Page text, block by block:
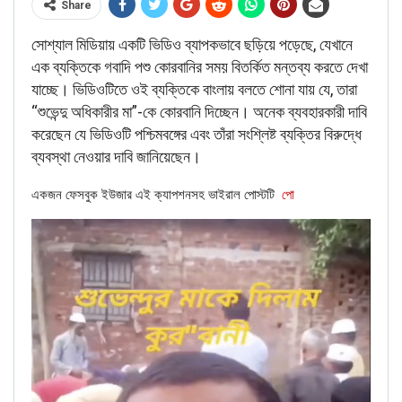
RELATED POSTS
BANGLA
Verified: শুভেন্দু অধিকারীকে নিয়ে ব্যঙ্গাত্মক ভিডিওটি পশ্চিমবঙ্গ নয়, বরং
বাংলাদেশের।
Jun 22, 2026
CORONAVIRUS FACT CHECK
of COVID-19 Vaccines? Here’s The Truth
ENGLISH
Fact Check: Old Pictures Of Indian Flag Being
Disrespected Falsely Linked To Ongoing Farmers’
Protest;…
Dec 16, 2020
Share
সোশ্যাল মিডিয়ায় একটি ভিডিও ব্যাপকভাবে ছড়িয়ে পড়েছে, যেখানে
এক ব্যক্তিকে গবাদি পশু কোরবানির সময় বিতর্কিত মন্তব্য করতে দেখা
যাচ্ছে। ভিডিওটিতে ওই ব্যক্তিকে বাংলায় বলতে শোনা যায় যে, তারা
“শুভেন্দু অধিকারীর মা”-কে কোরবানি দিচ্ছেন। অনেক ব্যবহারকারী দাবি
করেছেন যে ভিডিওটি পশ্চিমবঙ্গের এবং তাঁরা সংশ্লিষ্ট ব্যক্তির বিরুদ্ধে
ব্যবস্থা নেওয়ার দাবি জানিয়েছেন।
একজন ফেসবুক ইউজার এই ক্যাপশনসহ ভাইরাল পোস্টটি পো